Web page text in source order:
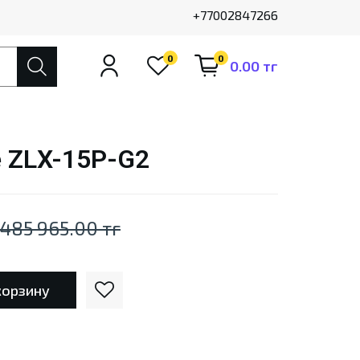
+77002847266
0 0 0.00 тг
15P-G2
485 965.00 тг